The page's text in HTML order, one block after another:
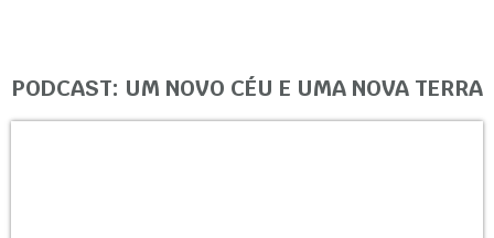
PODCAST: UM NOVO CÉU E UMA NOVA TERRA